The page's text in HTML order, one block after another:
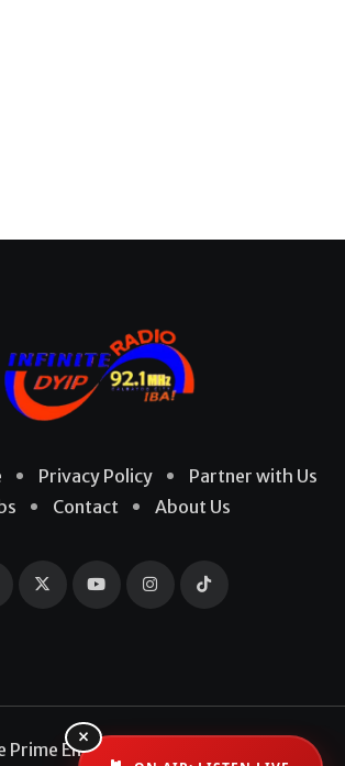
Privacy Policy
Partner with Us
Contact About Us
Prime Entertainment Production. All
×